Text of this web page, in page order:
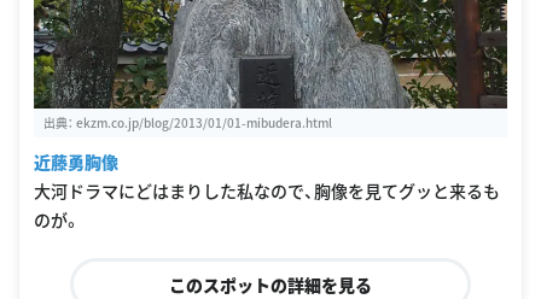
出典： ekzm.co.jp/blog/2013/01/01-mibudera.html
近藤勇胸像
大河ドラマにどはまりした私なので、胸像を見てグッと来るも
のが。
このスポットの詳細を見る